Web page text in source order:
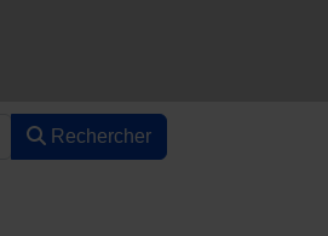
Rechercher